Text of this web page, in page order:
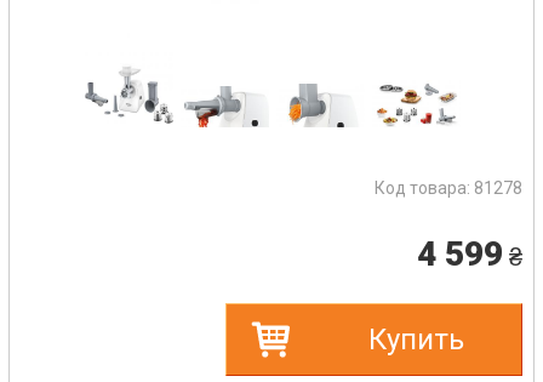
Код товара: 81278
4 599 ₴
Купить